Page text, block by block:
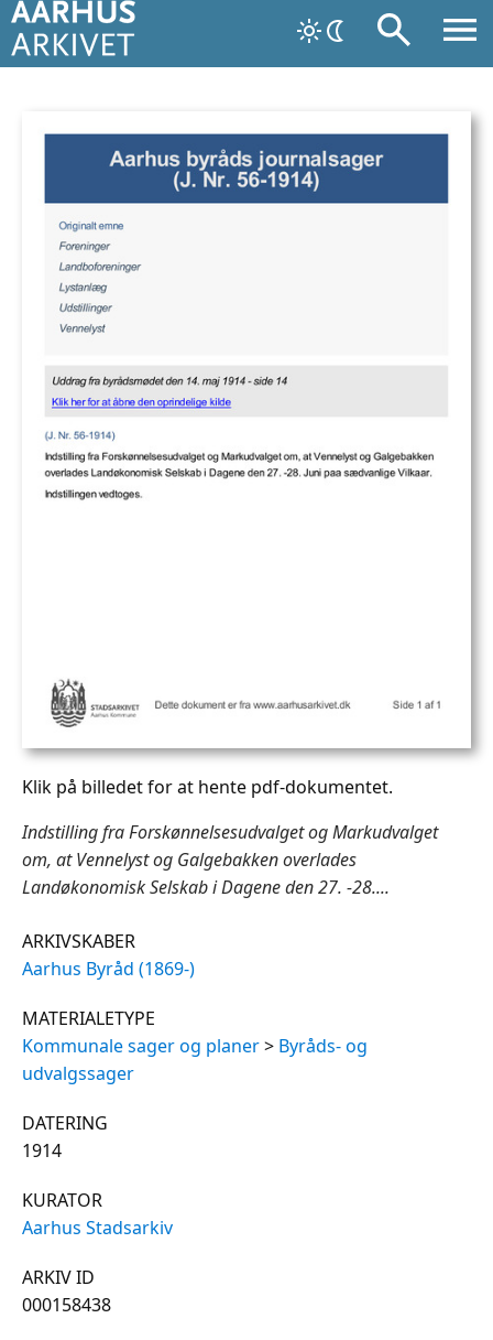
Klik på billedet for at hente pdf-dokumentet.
Indstilling fra Forskønnelsesudvalget og Markudvalget
om, at Vennelyst og Galgebakken overlades
Landøkonomisk Selskab i Dagene den 27. -28....
ARKIVSKABER
Aarhus Byråd (1869-)
MATERIALETYPE
Kommunale sager og planer> Byråds- og
udvalgssager
DATERING
1914
KURATOR
Aarhus Stadsarkiv
ARKIV ID
000158438